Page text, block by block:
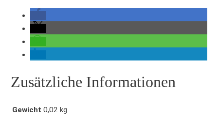
Zusätzliche Informationen
Gewicht 0,02 kg